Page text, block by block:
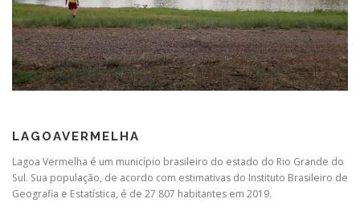
LAGOAVERMELHA
Lagoa Vermelha é um município brasileiro do estado do Rio Grande do
Sul. Sua população, de acordo com estimativas do Instituto Brasileiro de
Geografia e Estatística, é de 27 807 habitantes em 2019.